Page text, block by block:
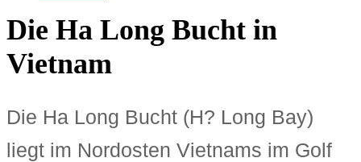
Die Ha Long Bucht in
Vietnam
Die Ha Long Bucht (H? Long Bay)
liegt im Nordosten Vietnams im Golf